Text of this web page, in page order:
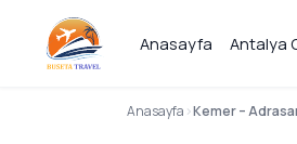
Anasayfa Antalya
Anasayfa Kemer –